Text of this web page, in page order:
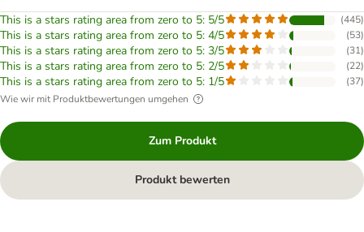
This is a stars rating area from zero to 5: 5/5 (445)
This is a stars rating area from zero to 5: 4/5 (53)
This is a stars rating area from zero to 5: 3/5 (31)
This is a stars rating area from zero to 5: 2/5 (22)
This is a stars rating area from zero to 5: 1/5 (37)
Wie wir mit Produktbewertungen umgehen
Zum Produkt
Produkt bewerten